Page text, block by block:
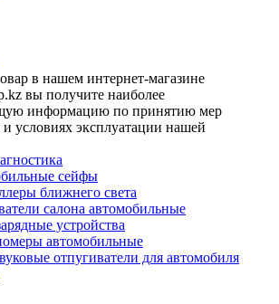
в нашем интернет-магазине
вы получите наиболее
информацию по принятию мер
и условиях эксплуатации нашей
сейфы
ближнего света
салона автомобильные
устройства
автомобильные
отпугиватели для автомобиля